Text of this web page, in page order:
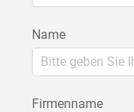
Name
Firmenname